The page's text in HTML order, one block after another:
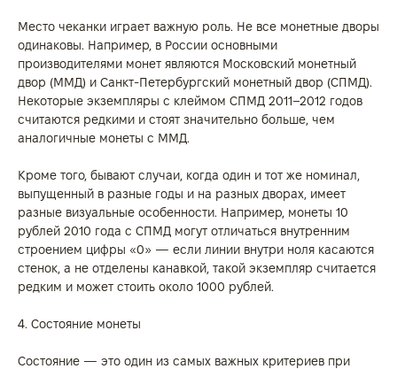
Место чеканки играет важную роль. Не все монетные дворы
одинаковы. Например, в России основными
производителями монет являются Московский монетный
двор (ММД) и Санкт-Петербургский монетный двор (СПМД).
Некоторые экземпляры с клеймом СПМД 2011–2012 годов
считаются редкими и стоят значительно больше, чем
аналогичные монеты с ММД.
Кроме того, бывают случаи, когда один и тот же номинал,
выпущенный в разные годы и на разных дворах, имеет
разные визуальные особенности. Например, монеты 10
рублей 2010 года с СПМД могут отличаться внутренним
строением цифры «0» — если линии внутри ноля касаются
стенок, а не отделены канавкой, такой экземпляр считается
редким и может стоить около 1000 рублей.
4. Состояние монеты
Состояние — это один из самых важных критериев при